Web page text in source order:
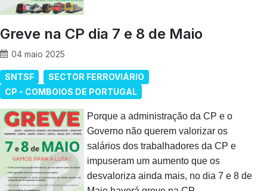
Greve na CP dia 7 e 8 de Maio
04 maio 2025
SNTSF
SECTOR FERROVIÁRIO
CP - COMBOIOS DE PORTUGAL
Porque a administração da CP e o
Governo não querem valorizar os
salários dos trabalhadores da CP e
impuseram um aumento que os
desvaloriza ainda mais, no dia 7 e 8 de